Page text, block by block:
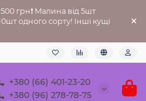
грн❗ Малина від 5шт
одного сорту! Інші кущі
+380 (66) 401-23-20
+380 (96) 278-78-75